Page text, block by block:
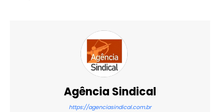
Agência Sindical
https://agenciasindical.com.br